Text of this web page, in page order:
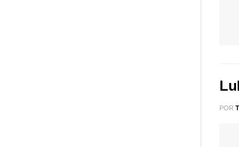
POR